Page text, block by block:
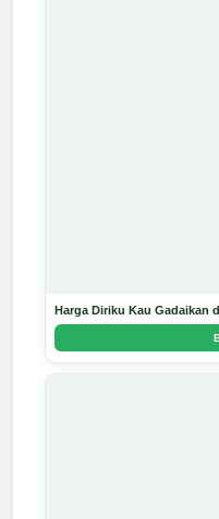
Harga Diriku Kau Gadaikan